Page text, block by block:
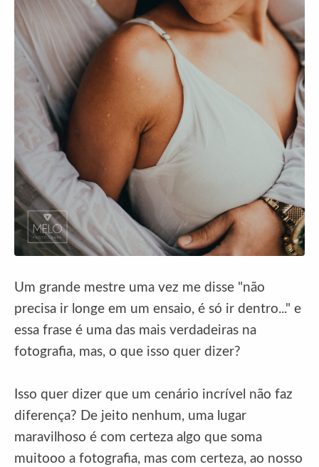
Um grande mestre uma vez me disse "não
precisa ir longe em um ensaio, é só ir dentro..." e
essa frase é uma das mais verdadeiras na
fotografia, mas, o que isso quer dizer?
Isso quer dizer que um cenário incrível não faz
diferença? De jeito nenhum, uma lugar
maravilhoso é com certeza algo que soma
muitooo a fotografia, mas com certeza, ao nosso